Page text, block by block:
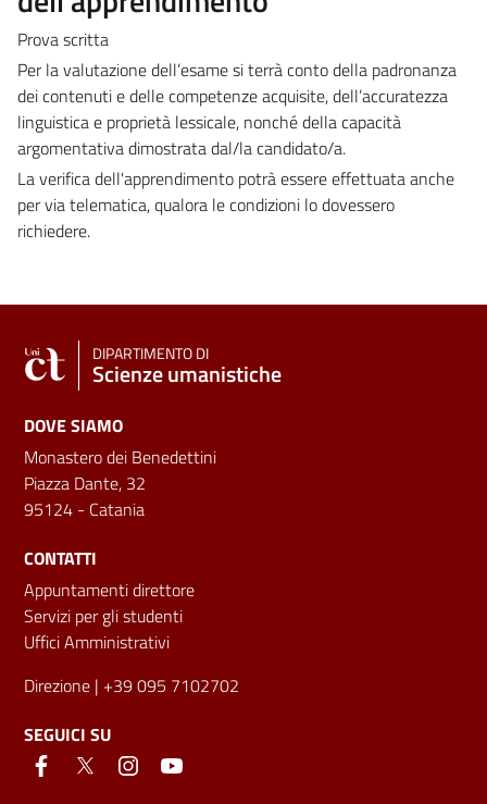
Prova scritta
Per la valutazione dell’esame si terrà conto della padronanza
dei contenuti e delle competenze acquisite, dell’accuratezza
linguistica e proprietà lessicale, nonché della capacità
argomentativa dimostrata dal/la candidato/a.
La verifica dell'apprendimento potrà essere effettuata anche
per via telematica, qualora le condizioni lo dovessero
richiedere.
DIPARTIMENTO DI
Scienze umanistiche
DOVE SIAMO
Monastero dei Benedettini
Piazza Dante, 32
95124 - Catania
CONTATTI
Appuntamenti direttore
Servizi per gli studenti
Uffici Amministrativi
Direzione | +39 095 7102702
SEGUICI SU